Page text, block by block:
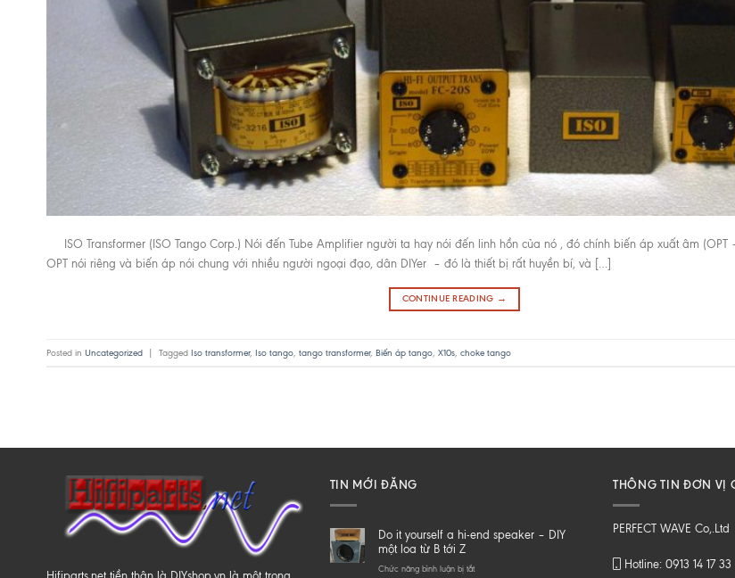
ISO Transformer (ISO Tango Corp.) Nói đến Tube Amplifier người ta hay nói đến linh hồn của nó , đó chính biến áp xuất âm (OPT –
OPT nói riêng và biến áp nói chung với nhiều người ngoại đạo, dân DIYer – đó là thiết bị rất huyền bí, và […]
CONTINUE READING →
Posted in Uncategorized | Tagged Iso transformer, Iso tango, tango transformer, Biến áp tango, X10s, choke tango
TIN MỚI ĐĂNG
Do it yourself a hi-end speaker – DIY
một loa từ B tới Z
Chức năng bình luận bị tắtở
THÔNG TIN ĐƠN VỊ
PERFECT WAVE Co,.Ltd
Hotline: 0913 14 17 33